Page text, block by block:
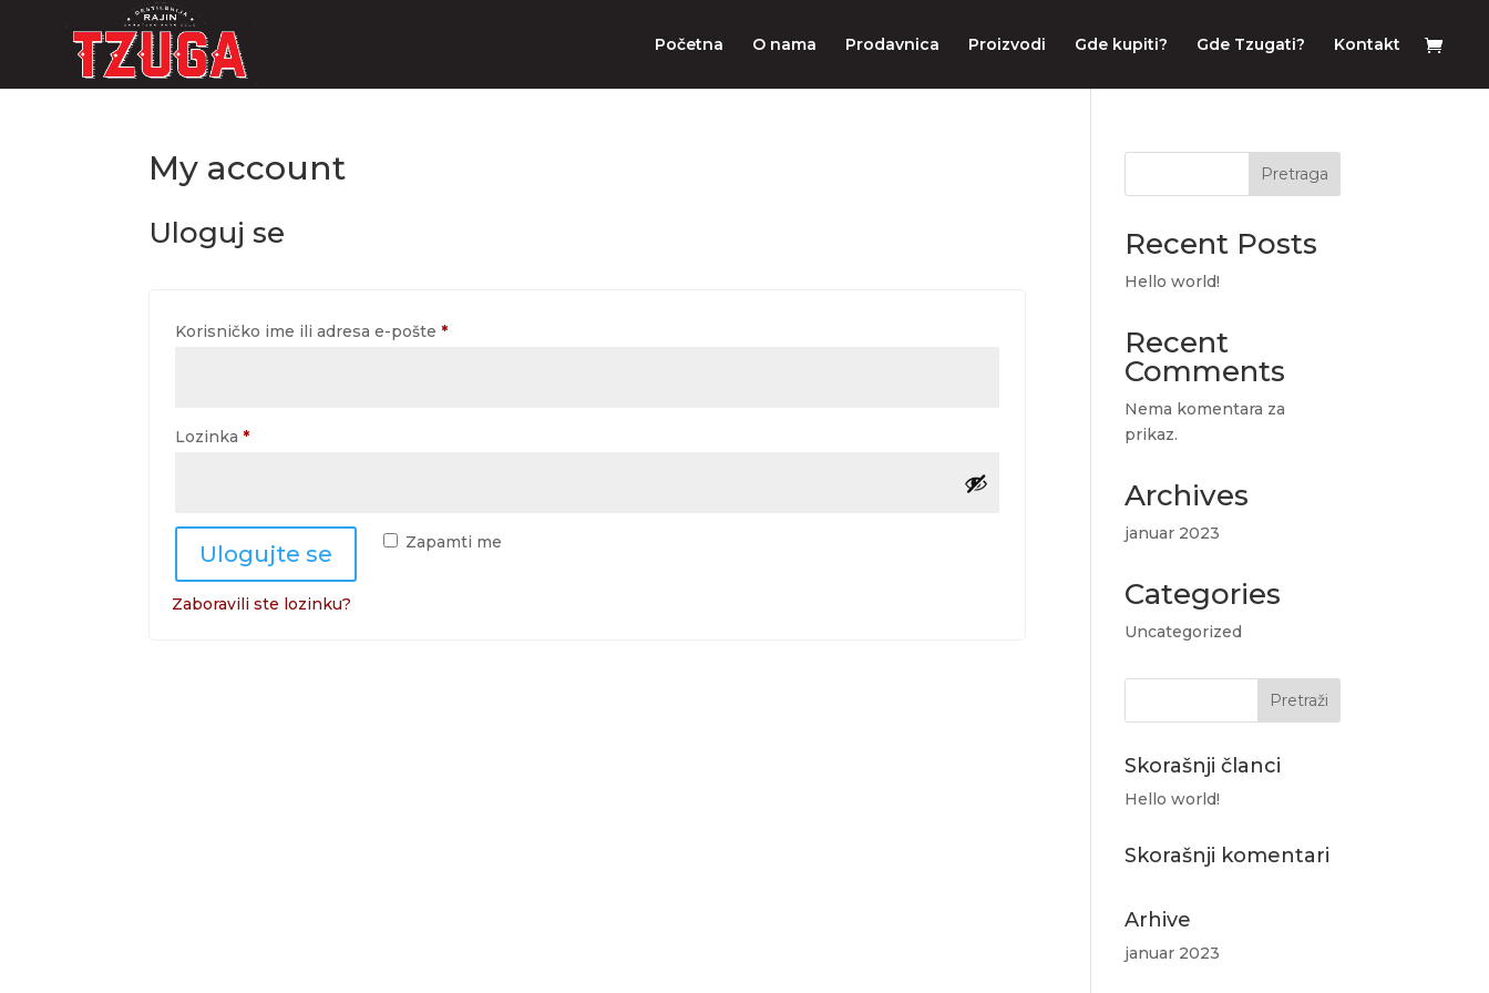
Početna O nama Prodavnica Proizvodi Gde kupiti? Gde Tzugati? Kontakt
My account
Uloguj se
Korisničko ime ili adresa e-pošte *Obavezno
Lozinka *Obavezno
Zapamti me
Ulogujte se
Zaboravili ste lozinku?
Pretraga
Recent Posts
Hello world!
Recent
Comments
Nema komentara za
prikaz.
Archives
januar 2023
Categories
Uncategorized
Skorašnji članci
Hello world!
Skorašnji komentari
Arhive
januar 2023